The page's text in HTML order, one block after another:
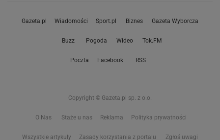
Gazeta.pl Wiadomości Sport.pl Biznes Gazeta Wyborcza
Buzz Pogoda Wideo Tok.FM
Poczta Facebook RSS
Copyright © Gazeta.pl sp. z o.o.
O Nas Staże u nas Reklama Polityka prywatności
Wszystkie artykuły Zasady korzystania z portalu Zgłoś uwagi